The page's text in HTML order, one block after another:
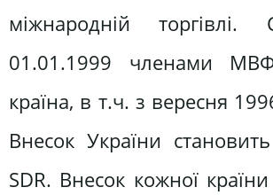
міжнародній
01.01.1999 членами
країна, в т.ч. з вересня
Внесок України
SDR. Внесок кожної